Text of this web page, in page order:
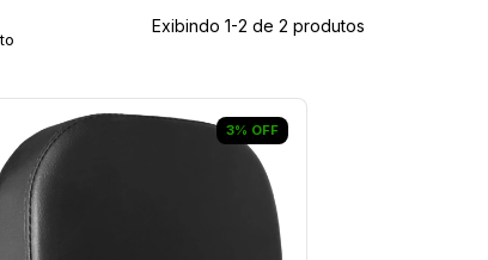
Exibindo 1-2 de 2 produtos
3% OFF